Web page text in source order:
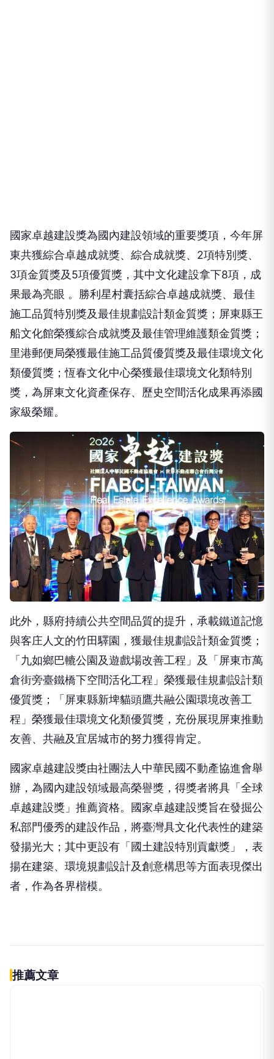
國家卓越建設獎為國內建設領域的重要獎項，今年屏
東共獲綜合卓越成就獎、綜合成就獎、2項特別獎、
3項金質獎及5項優質獎，其中文化建設拿下8項，成
果最為亮眼 。勝利星村囊括綜合卓越成就獎、最佳
施工品質特別獎及最佳規劃設計類金質獎；屏東縣王
船文化館榮獲綜合成就獎及最佳管理維護類金質獎；
里港郵便局榮獲最佳施工品質優質獎及最佳環境文化
類優質獎；恆春文化中心榮獲最佳環境文化類特別
獎，為屏東文化資產保存、歷史空間活化成果再添國
家級榮耀。
此外，縣府持續公共空間品質的提升，承載鐵道記憶
與客庄人文的竹田驛園，獲最佳規劃設計類金質獎；
「九如鄉巴轆公園及遊戲場改善工程」及「屏東市萬
倉街旁臺鐵橋下空間活化工程」榮獲最佳規劃設計類
優質獎；「屏東縣新埤貓頭鷹共融公園環境改善工
程」榮獲最佳環境文化類優質獎，充份展現屏東推動
友善、共融及宜居城市的努力獲得肯定。
國家卓越建設獎由社團法人中華民國不動產協進會舉
辦，為國內建設領域最高榮譽獎，得獎者將具「全球
卓越建設獎」推薦資格。國家卓越建設獎旨在發掘公
私部門優秀的建設作品，將臺灣具文化代表性的建築
發揚光大；其中更設有「國土建設特別貢獻獎」，表
揚在建築、環境規劃設計及創意構思等方面表現傑出
者，作為各界楷模。
Pikmin Bloom
PR